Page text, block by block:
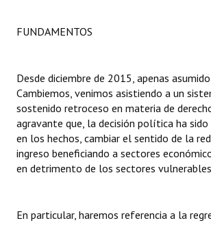
FUNDAMENTOS
Desde diciembre de 2015, apenas
Cambiemos, venimos asistiendo a un
sostenido retroceso en materia de
agravante que, la decisión política ha
en los hechos, cambiar el sentido de la
ingreso beneficiando a sectores
en detrimento de los sectores
En particular, haremos referencia a la